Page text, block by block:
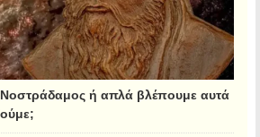
Νοστράδαμος ή απλά βλέπουμε αυτά